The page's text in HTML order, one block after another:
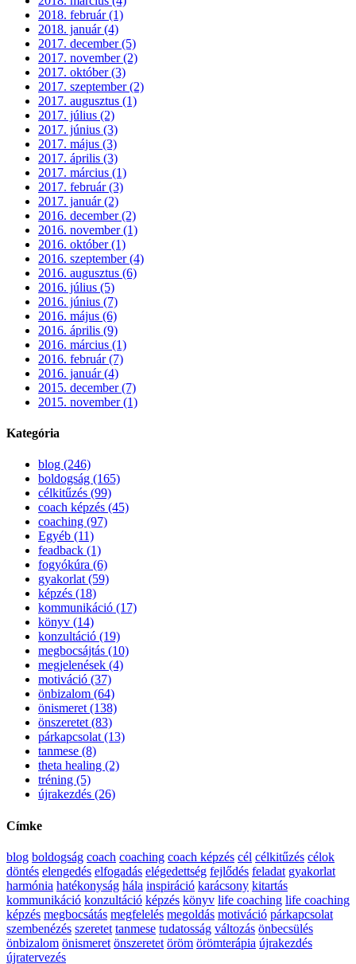
2018. február (1)
2018. január (4)
2017. december (5)
2017. november (2)
2017. október (3)
2017. szeptember (2)
2017. augusztus (1)
2017. július (2)
2017. június (3)
2017. május (3)
2017. április (3)
2017. március (1)
2017. február (3)
2017. január (2)
2016. december (2)
2016. november (1)
2016. október (1)
2016. szeptember (4)
2016. augusztus (6)
2016. július (5)
2016. június (7)
2016. május (6)
2016. április (9)
2016. március (1)
2016. február (7)
2016. január (4)
2015. december (7)
2015. november (1)
Kategória
blog (246)
boldogság (165)
célkitűzés (99)
coach képzés (45)
coaching (97)
Egyéb (11)
feadback (1)
fogyókúra (6)
gyakorlat (59)
képzés (18)
kommunikáció (17)
könyv (14)
konzultáció (19)
megbocsájtás (10)
megjelenések (4)
motiváció (37)
önbizalom (64)
önismeret (138)
önszeretet (83)
párkapcsolat (13)
tanmese (8)
theta healing (2)
tréning (5)
újrakezdés (26)
Címke
blog boldogság coach coaching coach képzés cél célkitűzés célok
döntés elengedés elfogadás elégedettség fejlődés feladat gyakorlat
harmónia hatékonyság hála inspiráció karácsony kitartás
kommunikáció konzultáció képzés könyv life coaching life coaching
képzés megbocsátás megfelelés megoldás motiváció párkapcsolat
szembenézés szeretet tanmese tudatosság változás önbecsülés
önbizalom önismeret önszeretet öröm örömterápia újrakezdés
újratervezés